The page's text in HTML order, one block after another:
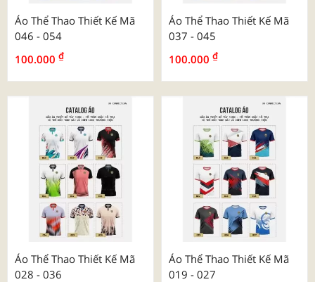
Áo Thể Thao Thiết Kế Mã
046 - 054
100.000 ₫
Áo Thể Thao Thiết Kế Mã
037 - 045
100.000 ₫
Áo Thể Thao Thiết Kế Mã
028 - 036
Áo Thể Thao Thiết Kế Mã
019 - 027